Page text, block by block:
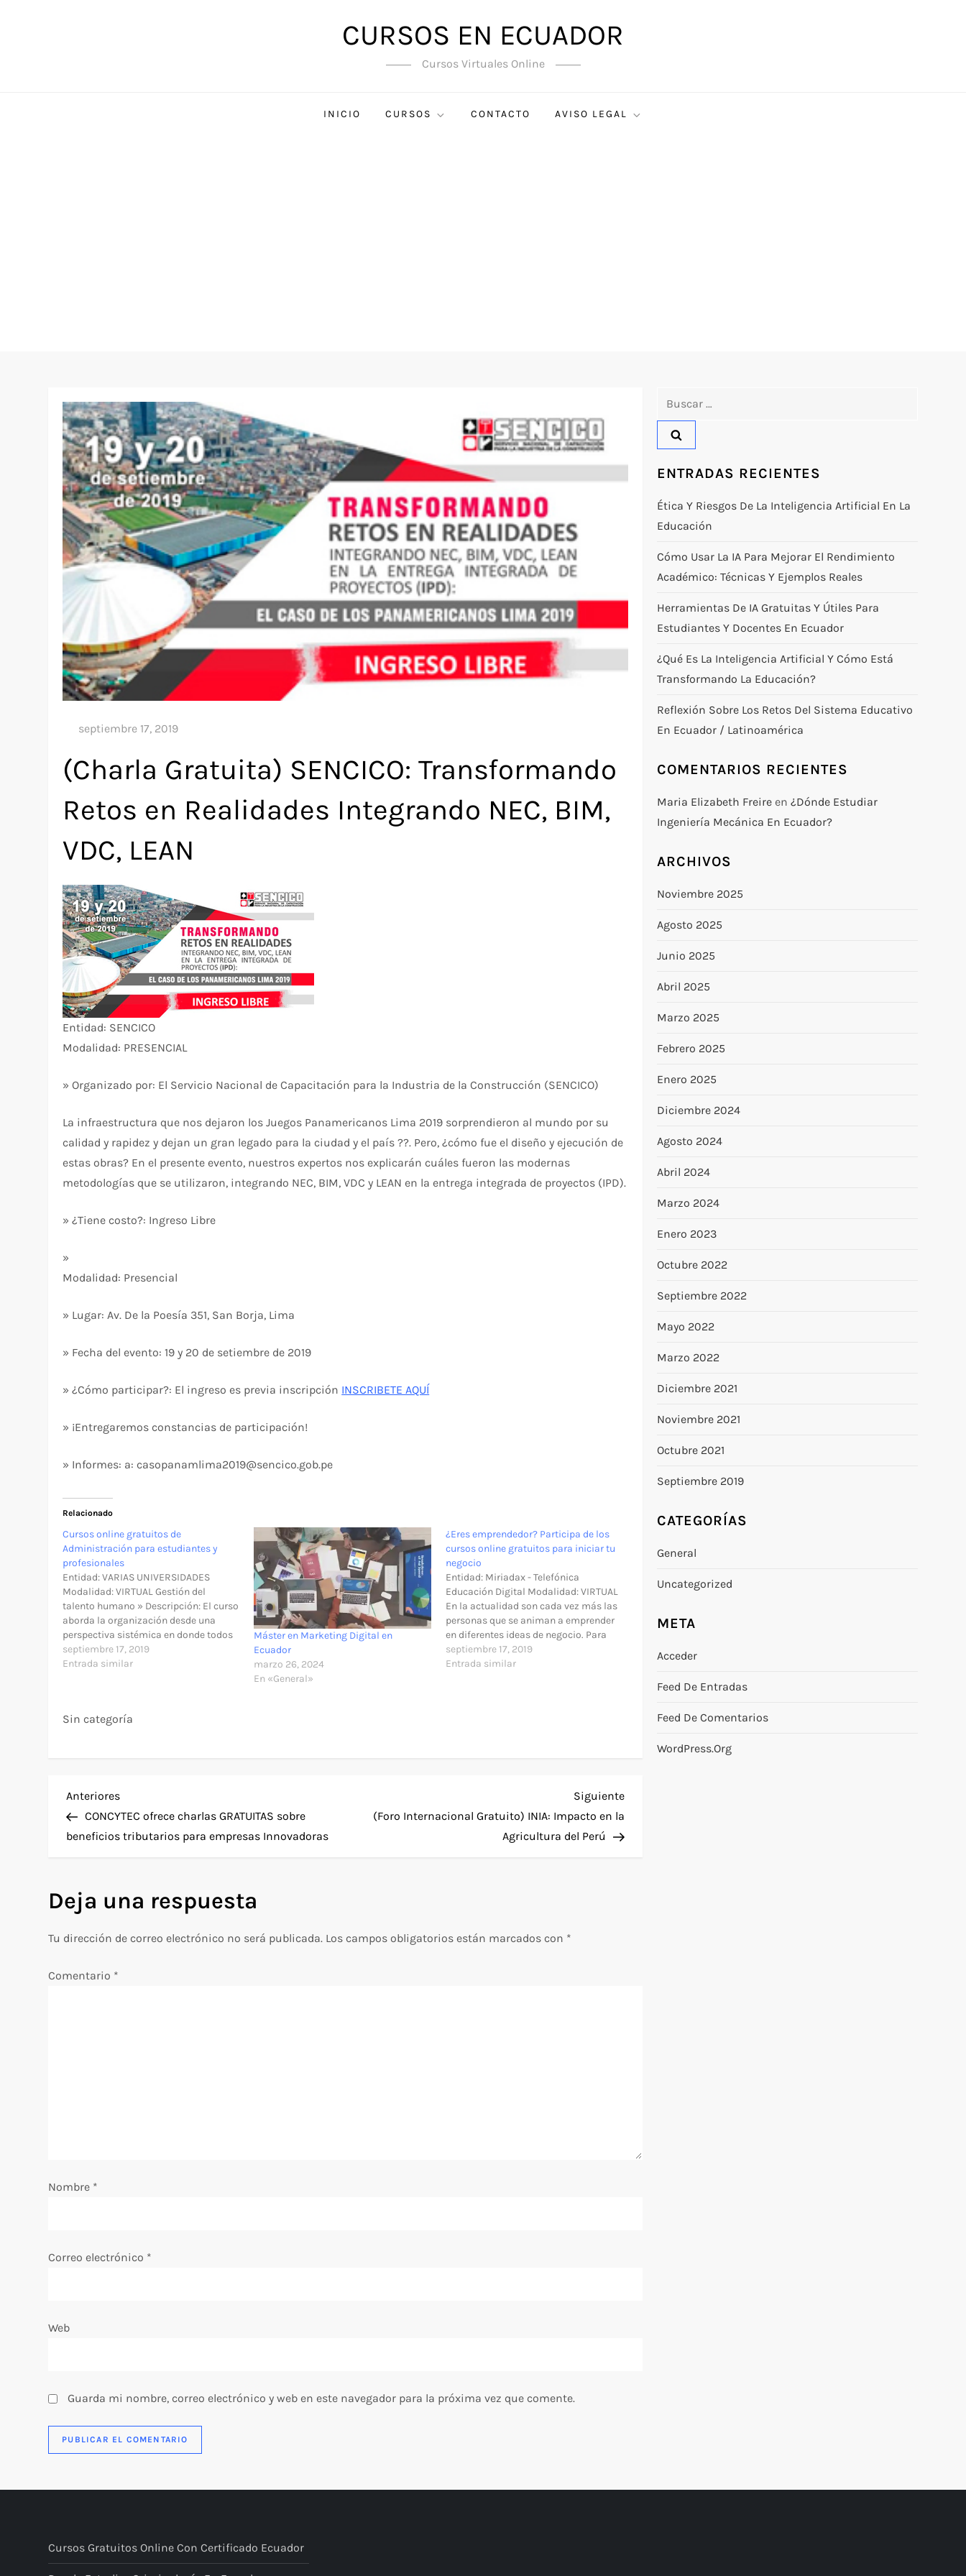
CURSOS EN ECUADOR
Cursos Virtuales Online
INICIO CURSOS CONTACTO AVISO LEGAL
(Charla Gratuita) SENCICO: Transformando
Retos en Realidades Integrando NEC, BIM,
VDC, LEAN
Entidad: SENCICO
Modalidad: PRESENCIAL
» Organizado por: El Servicio Nacional de Capacitación para la Industria de la Construcción (SENCICO)
La infraestructura que nos dejaron los Juegos Panamericanos Lima 2019 sorprendieron al mundo por su
calidad y rapidez y dejan un gran legado para la ciudad y el país ??. Pero, ¿cómo fue el diseño y ejecución de
estas obras? En el presente evento, nuestros expertos nos explicarán cuáles fueron las modernas
metodologías que se utilizaron, integrando NEC, BIM, VDC y LEAN en la entrega integrada de proyectos (IPD).
» ¿Tiene costo?: Ingreso Libre
»
Modalidad: Presencial
» Lugar: Av. De la Poesía 351, San Borja, Lima
» Fecha del evento: 19 y 20 de setiembre de 2019
» ¿Cómo participar?: El ingreso es previa inscripción INSCRIBETE AQUÍ
» ¡Entregaremos constancias de participación!
» Informes: a: casopanamlima2019@sencico.gob.pe
Relacionado
Cursos online gratuitos de
Administración para estudiantes y
profesionales
Entidad: VARIAS UNIVERSIDADES
Modalidad: VIRTUAL Gestión del
talento humano » Descripción: El curso
aborda la organización desde una
perspectiva sistémica en donde todos
los elementos interactúan para lograr
un resultado productivo. Se enfatiza la
potencializar tus niveles de
septiembre 17, 2019
Entrada similar
Máster en Marketing Digital en
Ecuador
marzo 26, 2024
En «General»
¿Eres emprendedor? Participa de los
cursos online gratuitos para iniciar tu
negocio
Entidad: Miriadax - Telefónica
Educación Digital Modalidad: VIRTUAL
En la actualidad son cada vez más las
personas que se animan a emprender
en diferentes ideas de negocio. Para
hacerlo, el mercado educativo ofrece
algunas plataformas digitales a las
septiembre 17, 2019
Entrada similar
Sin categoría
N
a
e
g
a
a
a
s
Entrada
anterior
Anteriores
CONCYTEC ofrece charlas GRATUITAS sobre
beneficios tributarios para empresas Innovadoras
Siguiente
entrada
Siguiente
(Foro Internacional Gratuito) INIA: Impacto en la
Agricultura del Perú
Deja una respuesta
Tu dirección de correo electrónico no será publicada. Los campos obligatorios están marcados con *
Comentario *
Nombre *
Correo electrónico *
Web
Guarda mi nombre, correo electrónico y web en este navegador para la próxima vez que comente.
ENTRADAS RECIENTES
Ética Y Riesgos De La Inteligencia Artificial En La
Educación
Cómo Usar La IA Para Mejorar El Rendimiento
Académico: Técnicas Y Ejemplos Reales
Herramientas De IA Gratuitas Y Útiles Para
Estudiantes Y Docentes En Ecuador
¿Qué Es La Inteligencia Artificial Y Cómo Está
Transformando La Educación?
Reflexión Sobre Los Retos Del Sistema Educativo
En Ecuador / Latinoamérica
COMENTARIOS RECIENTES
Maria Elizabeth Freireen ¿Dónde Estudiar
Ingeniería Mecánica En Ecuador?
ARCHIVOS
Noviembre 2025
Agosto 2025
Junio 2025
Abril 2025
Marzo 2025
Febrero 2025
Enero 2025
Diciembre 2024
Agosto 2024
Abril 2024
Marzo 2024
Enero 2023
Octubre 2022
Septiembre 2022
Mayo 2022
Marzo 2022
Diciembre 2021
Noviembre 2021
Octubre 2021
Septiembre 2019
CATEGORÍAS
General
Uncategorized
META
Acceder
Feed De Entradas
Feed De Comentarios
WordPress.org
Cursos Gratuitos Online Con Certificado Ecuador